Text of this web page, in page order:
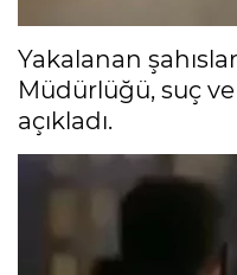
Yakalanan
Müdürlüğü, suç
açıkladı.